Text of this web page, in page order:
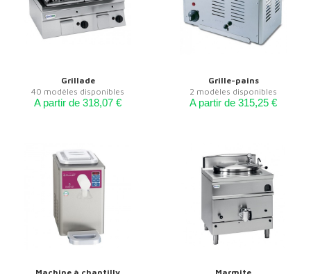
Grillade
40 modèles disponibles
A partir de 318,07 €
Grille-pains
2 modèles disponibles
A partir de 315,25 €